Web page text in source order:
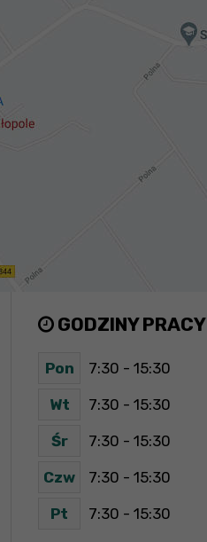
GODZINY PRACY
Pon 7:30 - 15:30
Wt 7:30 - 15:30
Śr 7:30 - 15:30
Czw 7:30 - 15:30
Pt 7:30 - 15:30